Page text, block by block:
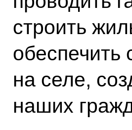
строить
на селе,
наших